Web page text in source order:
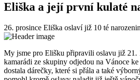
Eliška a její první kulaté
26. prosince Eliška oslaví již 10 té
My jsme pro Elišku připravili oslavu již 21.
kamarádi ze skupiny odjedou na Vánoce
dostala dárečky, které si přála a také